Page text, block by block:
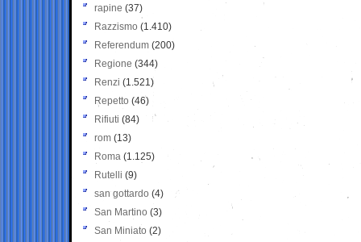
rapine (37)
Razzismo (1.410)
Referendum (200)
Regione (344)
Renzi (1.521)
Repetto (46)
Rifiuti (84)
rom (13)
Roma (1.125)
Rutelli (9)
san gottardo (4)
San Martino (3)
San Miniato (2)